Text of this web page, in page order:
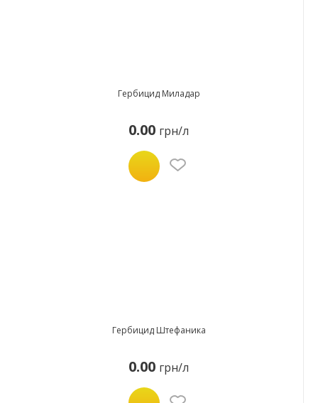
Гербицид Миладар
0.00 грн/л
Гербицид Штефаника
0.00 грн/л